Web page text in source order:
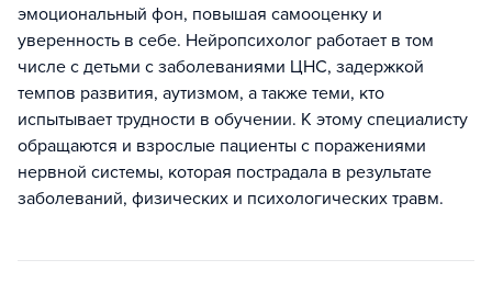
эмоциональный фон, повышая самооценку и
уверенность в себе. Нейропсихолог работает в том
числе с детьми с заболеваниями ЦНС, задержкой
темпов развития, аутизмом, а также теми, кто
испытывает трудности в обучении. К этому специалисту
обращаются и взрослые пациенты с поражениями
нервной системы, которая пострадала в результате
заболеваний, физических и психологических травм.